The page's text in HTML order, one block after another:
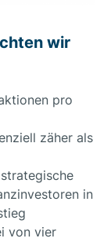
wir
pro
zäher als
in
von vier